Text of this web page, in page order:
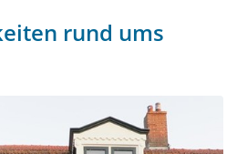
rund ums